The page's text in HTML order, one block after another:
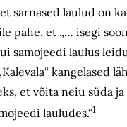
sarnased laulud on
pähe, et „… isegi
samojeedi laulus
kangelased
et võita neiu süda ja
lauludes.“1